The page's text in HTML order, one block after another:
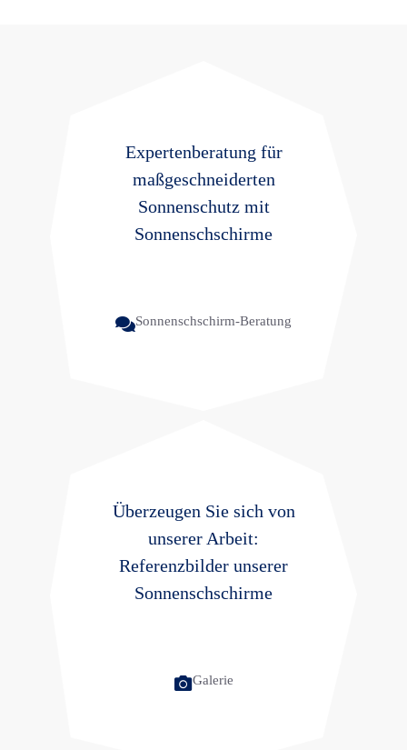
Expertenberatung für
maßgeschneiderten
Sonnenschutz mit
Sonnenschschirme
Sonnenschschirm-Beratung
Überzeugen Sie sich von
unserer Arbeit:
Referenzbilder unserer
Sonnenschschirme
Galerie